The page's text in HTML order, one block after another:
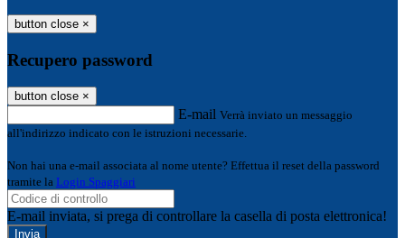
button close ×
Recupero password
button close ×
E-mail Verrà inviato un messaggio
all'indirizzo indicato con le istruzioni necessarie.
Non hai una e-mail associata al nome utente? Effettua il reset della password
tramite la Login Spaggiari
E-mail inviata, si prega di controllare la casella di posta elettronica!